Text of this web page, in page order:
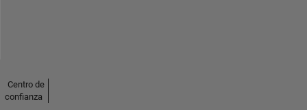
Centro de
confianza